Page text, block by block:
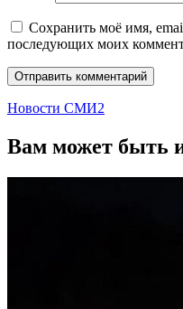
Сохранить моё имя,
последующих моих
Новости СМИ2
Вам может быть